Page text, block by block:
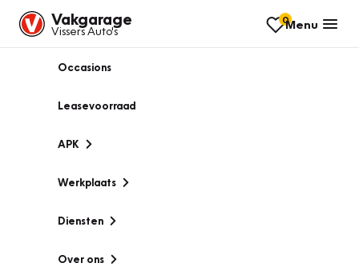
Vakgarage
Vissers Auto's
0Menu
Occasions
Leasevoorraad
APK
Werkplaats
Diensten
Over ons